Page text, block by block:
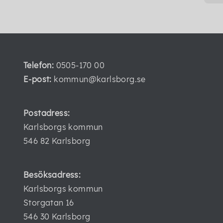
Telefon: 0505-170 00
E-post: kommun@karlsborg.se
Postadress:
Karlsborgs kommun
546 82 Karlsborg
Besöksadress:
Karlsborgs kommun
Storgatan 16
546 30 Karlsborg